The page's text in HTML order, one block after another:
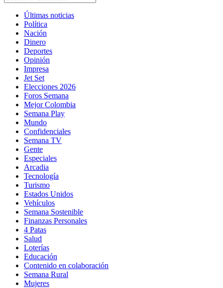
Últimas noticias
Política
Nación
Dinero
Deportes
Opinión
Impresa
Jet Set
Elecciones 2026
Foros Semana
Mejor Colombia
Semana Play
Mundo
Confidenciales
Semana TV
Gente
Especiales
Arcadia
Tecnología
Turismo
Estados Unidos
Vehículos
Semana Sostenible
Finanzas Personales
4 Patas
Salud
Loterías
Educación
Contenido en colaboración
Semana Rural
Mujeres